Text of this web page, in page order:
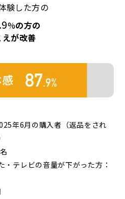
験した方の
.9%の方の
えが改善
年6月の購入者（返品をされ
・テレビの音量が下がった方：